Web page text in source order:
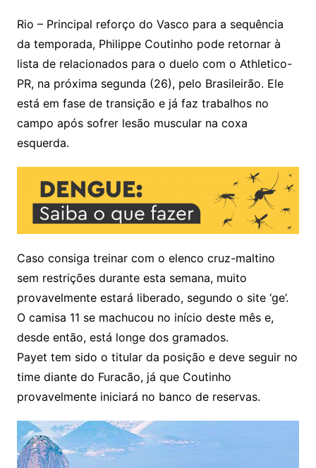
at
s
A
p
p
c
e
b
o
o
k
itt
er
ai
l
Rio – Principal reforço do Vasco para a sequência
da temporada, Philippe Coutinho pode retornar à
lista de relacionados para o duelo com o Athletico-
PR, na próxima segunda (26), pelo Brasileirão. Ele
está em fase de transição e já faz trabalhos no
campo após sofrer lesão muscular na coxa
esquerda.
Caso consiga treinar com o elenco cruz-maltino
sem restrições durante esta semana, muito
provavelmente estará liberado, segundo o site ‘ge’.
O camisa 11 se machucou no início deste mês e,
desde então, está longe dos gramados.
Payet tem sido o titular da posição e deve seguir no
time diante do Furacão, já que Coutinho
provavelmente iniciará no banco de reservas.